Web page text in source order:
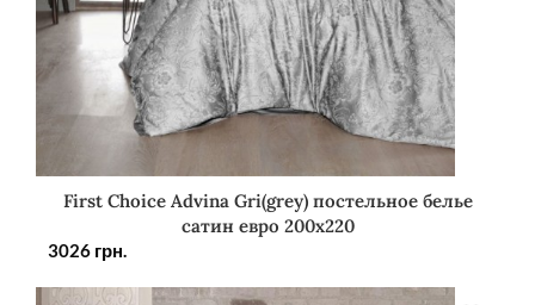
First Choice Advina Gri(grey) постельное белье
сатин евро 200х220
3026 грн.